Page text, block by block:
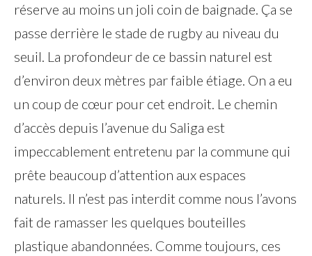
réserve au moins un joli coin de baignade. Ça se
passe derrière le stade de rugby au niveau du
seuil. La profondeur de ce bassin naturel est
d’environ deux mètres par faible étiage. On a eu
un coup de cœur pour cet endroit. Le chemin
d’accès depuis l’avenue du Saliga est
impeccablement entretenu par la commune qui
prête beaucoup d’attention aux espaces
naturels. Il n’est pas interdit comme nous l’avons
fait de ramasser les quelques bouteilles
plastique abandonnées. Comme toujours, ces